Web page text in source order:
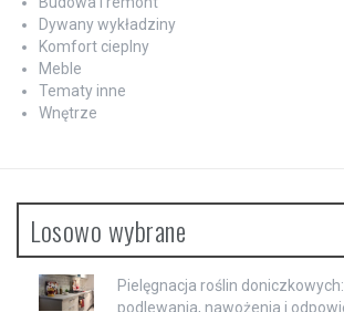
Dywany wykładziny
Komfort cieplny
Meble
Tematy inne
Wnętrze
Losowo wybrane
Pielęgnacja roślin
podlewania, nawożenia i